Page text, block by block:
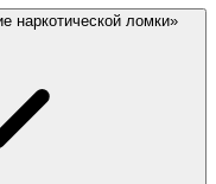
наркотической ломки»